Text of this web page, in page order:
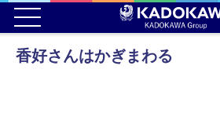
香好さんはかぎまわる